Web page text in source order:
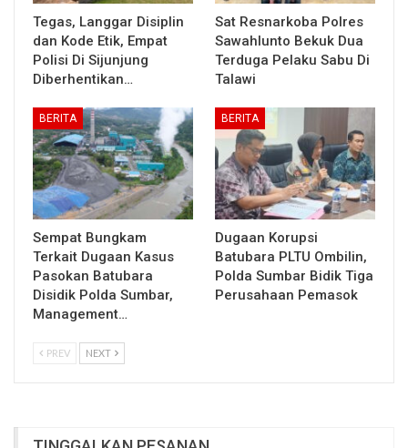
Tegas, Langgar Disiplin
dan Kode Etik, Empat
Polisi Di Sijunjung
Diberhentikan…
Sat Resnarkoba Polres
Sawahlunto Bekuk Dua
Terduga Pelaku Sabu Di
Talawi
BERITA
Sempat Bungkam
Terkait Dugaan Kasus
Pasokan Batubara
Disidik Polda Sumbar,
Management…
BERITA
Dugaan Korupsi
Batubara PLTU Ombilin,
Polda Sumbar Bidik Tiga
Perusahaan Pemasok
PREV NEXT